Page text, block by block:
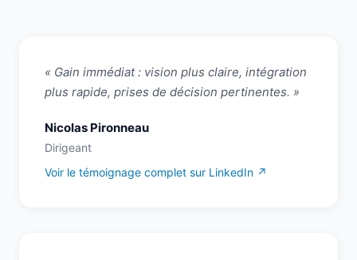
« Gain immédiat : vision plus claire, intégration
plus rapide, prises de décision pertinentes. »
Nicolas Pironneau
Dirigeant
Voir le témoignage complet sur LinkedIn ↗